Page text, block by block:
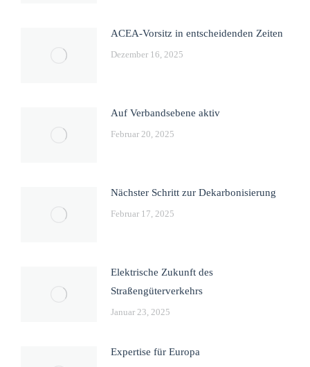
ACEA-Vorsitz in entscheidenden Zeiten
Dezember 16, 2025
Auf Verbandsebene aktiv
Februar 20, 2025
Nächster Schritt zur Dekarbonisierung
Februar 17, 2025
Elektrische Zukunft des
Straßengüterverkehrs
Januar 23, 2025
Expertise für Europa